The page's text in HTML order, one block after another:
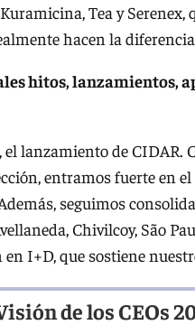
Tea y
hacen la
hitos, lanzamientos,
lanzamiento de CIDAR.
entramos fuerte en
seguimos
Chivilcoy, São
I+D, que sostiene
de los CEOs